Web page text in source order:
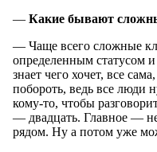
— Какие бывают
— Чаще всего сложные
определенным статусом
знает чего хочет, все
побороть, ведь все люди
кому-то, чтобы
— двадцать. Главное — не
рядом. Ну а потом уже